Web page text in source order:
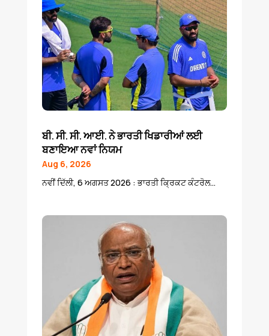
ਬੀ. ਸੀ. ਸੀ. ਆਈ. ਨੇ ਭਾਰਤੀ ਖਿਡਾਰੀਆਂ ਲਈ
ਬਣਾਇਆ ਨਵਾਂ ਨਿਯਮ
Aug 6, 2026
ਨਵੀਂ ਦਿੱਲੀ, 6 ਅਗਸਤ 2026 : ਭਾਰਤੀ ਕ੍ਰਿਕਟ ਕੰਟਰੋਲ...